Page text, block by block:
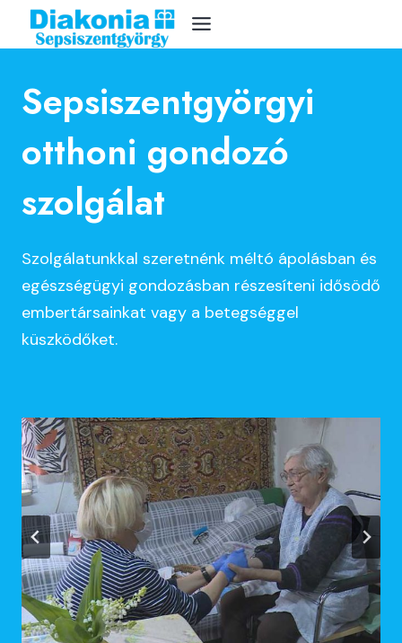
Sepsiszentgyörgyi
otthoni gondozó
szolgálat
Szolgálatunkkal szeretnénk méltó ápolásban és
egészségügyi gondozásban részesíteni idősödő
embertársainkat vagy a betegséggel
küszködőket.